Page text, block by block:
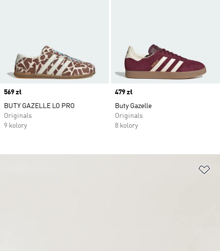
Price
569 zł
BUTY GAZELLE LO PRO
Originals
9 kolory
Price
479 zł
Buty Gazelle
Originals
8 kolory